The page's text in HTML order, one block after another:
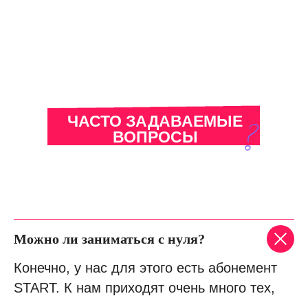
ЧАСТО ЗАДАВАЕМЫЕ
ВОПРОСЫ
Можно ли заниматься с нуля?
Конечно, у нас для этого есть абонемент
START. К нам приходят очень много тех,